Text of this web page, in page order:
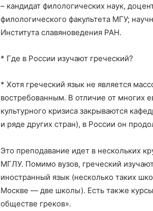
– кандидат филологических наук,
филологического факультета МГУ;
Института славяноведения РАН.
* Где в России изучают греческий?
* Хотя греческий язык не является
востребованным. В отличие от многих
культурного кризиса закрываются
и ряде других стран), в России он
Это преподавание идет в нескольких
МГЛУ. Помимо вузов, греческий
иностранный язык (несколько таких
Москве — две школы). Есть также
обществе греков».